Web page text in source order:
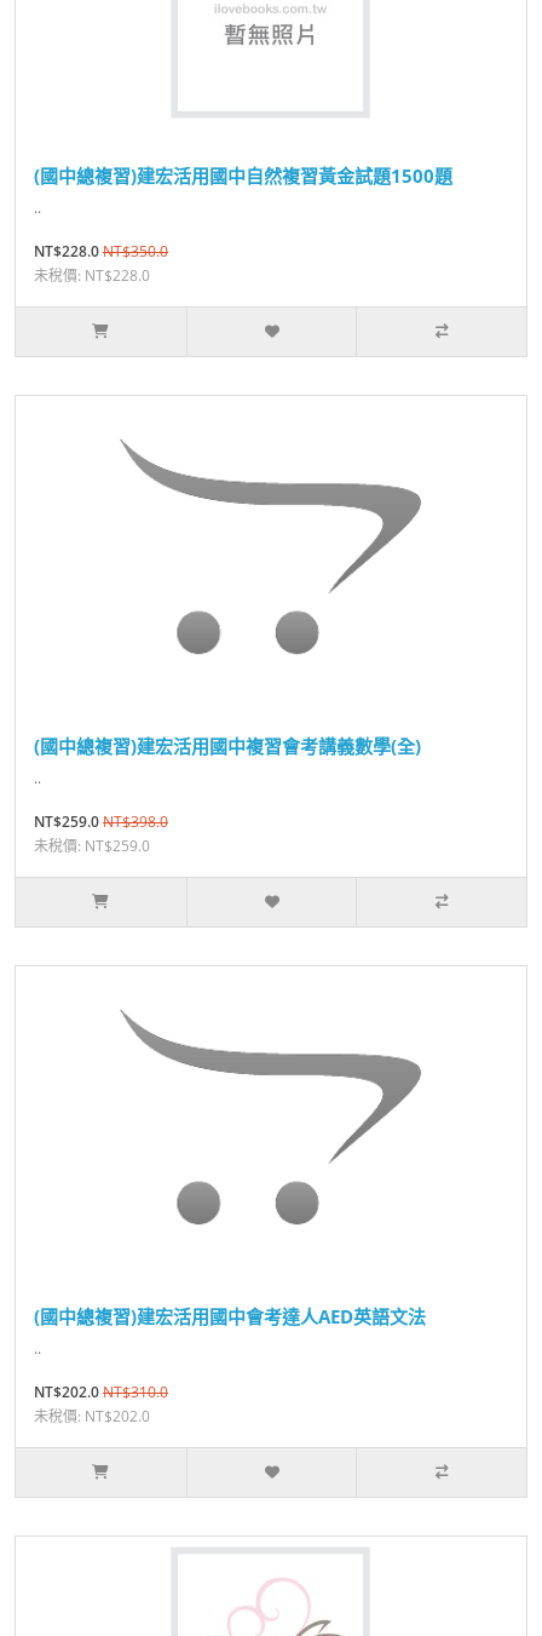
(國中總複習)建宏活用國中自然複習黃金試題1500題
..
NT$228.0NT$350.0
未稅價: NT$228.0
(國中總複習)建宏活用國中複習會考講義數學(全)
..
NT$259.0NT$398.0
未稅價: NT$259.0
(國中總複習)建宏活用國中會考達人AED英語文法
..
NT$202.0NT$310.0
未稅價: NT$202.0